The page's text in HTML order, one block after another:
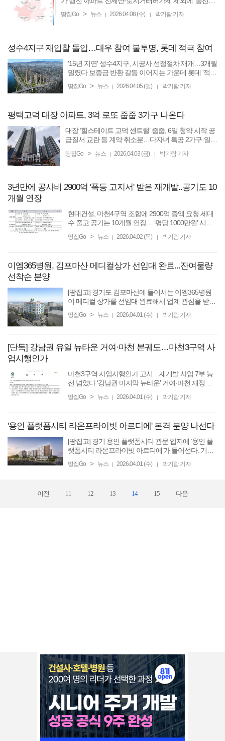
오피스텔 가격이 다시 변곡점을 맞아 급상승 조짐을 ...
땅집Go > 뉴스 | 2026.04.08 (수) | 박기람 기자
성수4지구 재입찰 돌입…대우 참여 불투명, 롯데 적극 참여
'15년 지연' 성수4지구, 시공사 선정절차 재개…3개월
밀렸다 보증금 반환 갈등 이어지는 가운데 롯데 '적극'
한 서울 성동구 성수동 성수전략정비구역 제4지구
땅집Go > 뉴스 | 2026.04.05 (일) | 박기람 기자
평택고덕 대장 아파트, 3억 로또 줍줍 3가구 나온다
대장 ‘힐스테이트 고덕 센트럴’ 줍줍, 6일 청약 시작 공
급질서 교란 등 계약 취소분…다자녀 특공 2가구·일반
당첨 제한 등 유의 [땅집고] 입주 3년 차를 맞은 경기도
땅집Go > 뉴스 | 2026.04.03 (금) | 박기람 기자
3년만에 공사비 2900억 '폭등 고지서' 받은 재개발..공기도 10
개월 연장
현대건설, 마천4구역 조합에 2900억 증액 요청 세대
수 줄고 공기는 10개월 연장… ‘평당 1000만원’ 시대
‘대장주’로 꼽히는 마천4재정비촉진구역(이하 마천4
땅집Go > 뉴스 | 2026.04.02 (목) | 박기람 기자
이엠365병원, 김포마산 메디컬상가 선임대 완료...잔여물량
선착순 분양
[땅집고] 경기도 김포마산에 들어서는 이엠365병원
이 메디컬 상가를 선임대 완료해서 업계 관심을 받고
이 입점하는 메디컬 상가는 지상 6층 규모로 조성한
땅집Go > 뉴스 | 2026.04.01 (수) | 박기람 기자
[단독] 강남권 유일 뉴타운 거여·마천 본궤도…마천3구역 사
업시행인가
마천3구역 사업시행인가 고시…재개발 사업 7부 능
선 넘었다 ‘강남권 마지막 뉴타운’ 거여·마천 재정비
운으로 기대감을 한 몸에 받고 있는 송파구 ...
땅집Go > 뉴스 | 2026.04.01 (수) | 박기람 기자
'용인 플랫폼시티 라온프라이빗 아르디에' 본격 분양 나선다
[땅집고] 경기 용인 플랫폼시티 관문 입지에 ‘용인 플
랫폼시티 라온프라이빗 아르디에’가 들어선다. 기흥
단지다. ☞돈버는 채널의 비밀이 궁금해?…부동산 유
땅집Go > 뉴스 | 2026.04.01 (수) | 박기람 기자
이전 11 12 13 14 15 다음